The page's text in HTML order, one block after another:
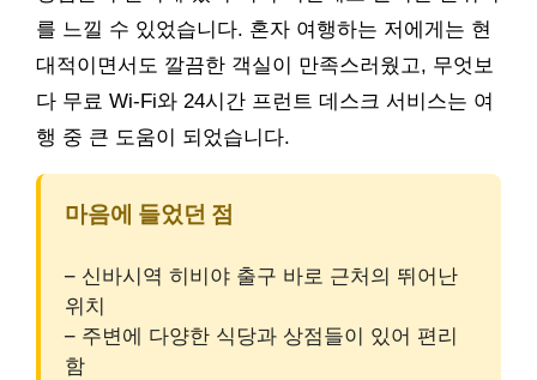
를 느낄 수 있었습니다. 혼자 여행하는 저에게는 현
대적이면서도 깔끔한 객실이 만족스러웠고, 무엇보
다 무료 Wi-Fi와 24시간 프런트 데스크 서비스는 여
행 중 큰 도움이 되었습니다.
마음에 들었던 점
– 신바시역 히비야 출구 바로 근처의 뛰어난
위치
– 주변에 다양한 식당과 상점들이 있어 편리
함